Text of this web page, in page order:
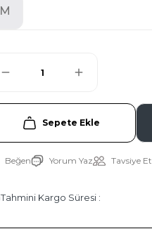
M
Sepete Ekle
Yorum Yaz Tavsiye Et
Tahmini Kargo Süresi :